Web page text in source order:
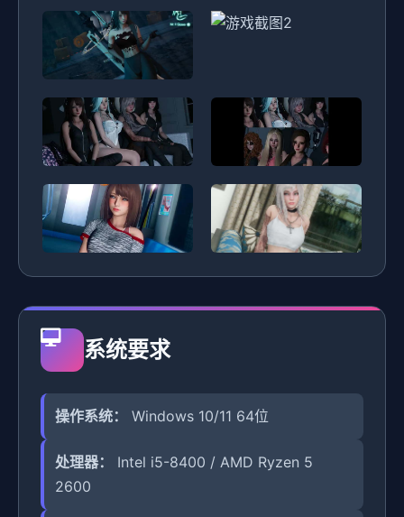
系统要求
操作系统： Windows 10/11 64位
处理器：
Intel i5-8400 / AMD Ryzen 5
2600